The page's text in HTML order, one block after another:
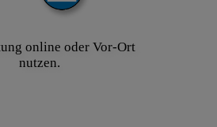
online oder Vor-Ort
nutzen.